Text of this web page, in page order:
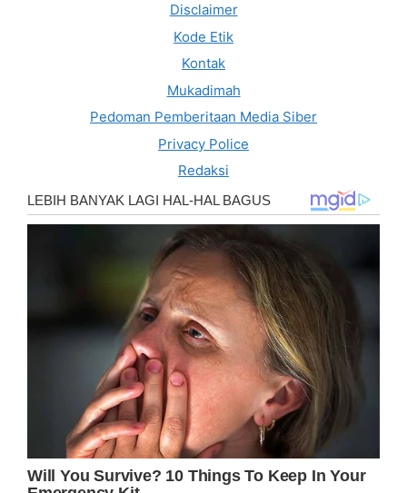
Disclaimer
Kode Etik
Kontak
Mukadimah
Pedoman Pemberitaan Media Siber
Privacy Police
Redaksi